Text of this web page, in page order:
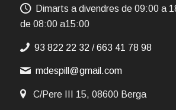
Dimarts a divendres de 09:00 a
de 08:00 a15:00
93 822 22 32 /663 41 78 98
mdespill@gmail.com
C/Pere III 15, 08600 Berga